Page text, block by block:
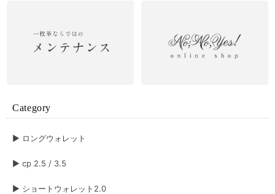
ショルダーポーチ ブルー
2026/06/27
2026/06/15
Category
▶︎ ロングウォレット
▶︎ cp 2.5 / 3.5
▶︎ ショートウォレット2.0